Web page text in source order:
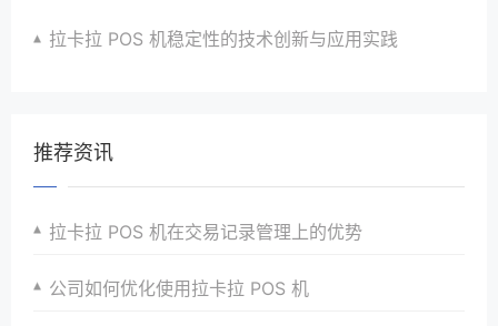
拉卡拉 POS 机稳定性的技术创新与应用实践
推荐资讯
拉卡拉 POS 机在交易记录管理上的优势
公司如何优化使用拉卡拉 POS 机